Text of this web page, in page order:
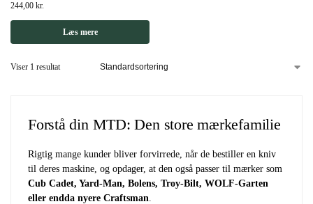
244,00 kr.
Læs mere
Viser 1 resultat
Forstå din MTD: Den store mærkefamilie
Rigtig mange kunder bliver forvirrede, når de bestiller en kniv
til deres maskine, og opdager, at den også passer til mærker som
Cub Cadet, Yard-Man, Bolens, Troy-Bilt, WOLF-Garten
eller endda nyere Craftsman.